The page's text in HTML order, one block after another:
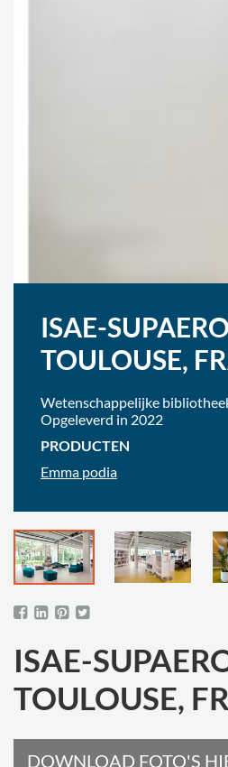
ISAE-
TOULOUSE,
Wetenschappelijke
Opgeleverd in 2022
PRODUCTEN
Emma podia
ISAE-
TOULOUSE,
DOWNLOAD FOTO'S